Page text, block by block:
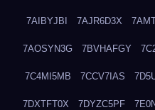
7AIBYJBI 7AJR6D3X
7AOSYN3G 7BVHAFGY
7C4MI5MB 7CCV7IAS
7DXTFT0X 7DYZC5PF